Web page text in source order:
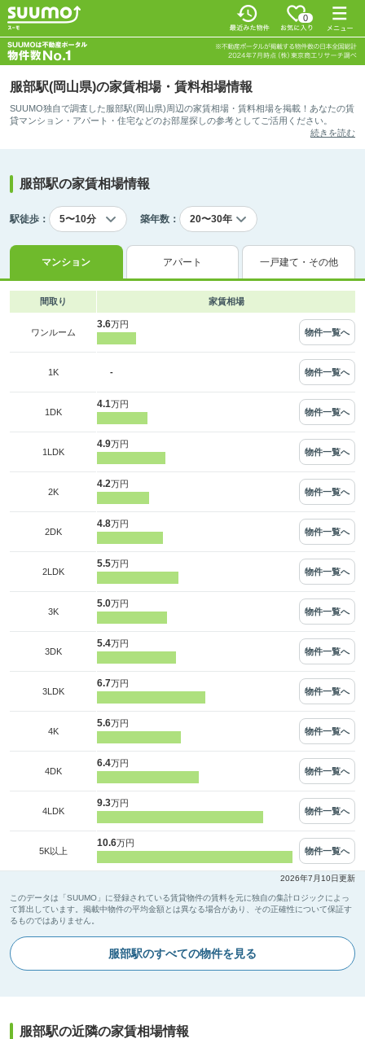
0
服部駅(岡山県)の家賃相場・賃料相場情報
SUUMO独自で調査した服部駅(岡山県)周辺の家賃相場・賃料相場を掲載！あなたの賃
貸マンション・アパート・住宅などのお部屋探しの参考としてご活用ください。
続きを読む
服部駅の家賃相場情報
駅徒歩： 築年数：
マンション アパート 一戸建て・その他
間取り 家賃相場
ワンルーム
3.6万円
物件一覧へ
1K - 物件一覧へ
1DK
4.1万円
物件一覧へ
1LDK
4.9万円
物件一覧へ
2K
4.2万円
物件一覧へ
2DK
4.8万円
物件一覧へ
2LDK
5.5万円
物件一覧へ
3K
5.0万円
物件一覧へ
3DK
5.4万円
物件一覧へ
3LDK
6.7万円
物件一覧へ
4K
5.6万円
物件一覧へ
4DK
6.4万円
物件一覧へ
4LDK
9.3万円
物件一覧へ
5K以上
10.6万円
物件一覧へ
2026年7月10日更新
このデータは「SUUMO」に登録されている賃貸物件の賃料を元に独自の集計ロジックによっ
て算出しています。掲載中物件の平均金額とは異なる場合があり、その正確性について保証す
るものではありません。
服部駅のすべての物件を見る
服部駅の近隣の家賃相場情報